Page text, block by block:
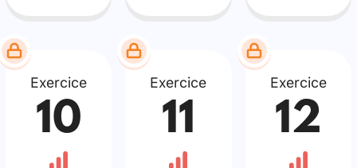
Exercice
10
Exercice
11
Exercice
12